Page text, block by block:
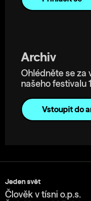
Archiv
Ohlédněte se za
našeho
Vstoupit do
Jeden svět
Člověk v tísni o.p.s.